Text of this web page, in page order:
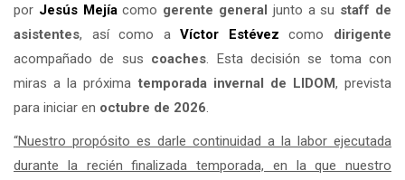
por Jesús Mejíacomo gerente general junto a su staff de
asistentes, así como aVíctor Estévez como dirigente
acompañado de sus coaches. Esta decisión se toma con
miras a la próxima temporada invernal de LIDOM, prevista
para iniciar en octubre de 2026.
“Nuestro propósito es darle continuidad a la labor ejecutada
durante la recién finalizada temporada, en la que nuestro